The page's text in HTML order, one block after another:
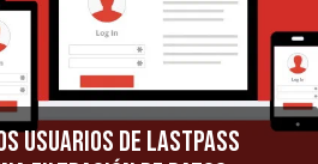
usuarios de LastPass